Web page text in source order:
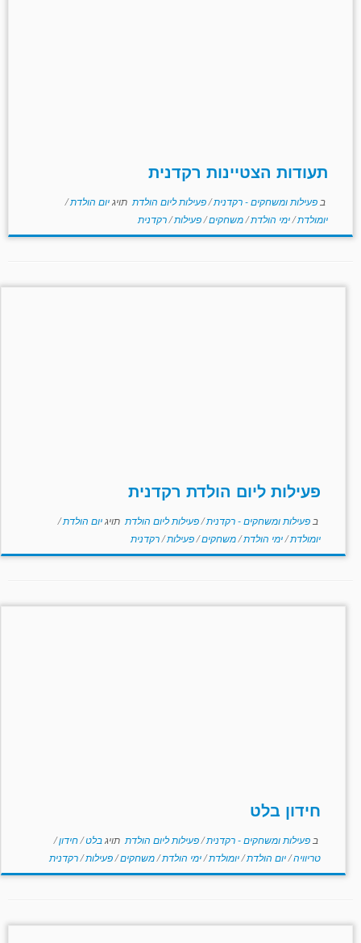
תעודות הצטיינות רקדנית
ב פעילות ומשחקים - רקדנית/פעילות ליום הולדת תויגיום הולדת/
יומולדת/ימי הולדת/משחקים/פעילות/רקדנית
פעילות ליום הולדת רקדנית
ב פעילות ומשחקים - רקדנית/פעילות ליום הולדת תויגיום הולדת/
יומולדת/ימי הולדת/משחקים/פעילות/רקדנית
חידון בלט
ב פעילות ומשחקים - רקדנית/פעילות ליום הולדת תויגבלט/חידון/
טריוויה/יום הולדת/יומולדת/ימי הולדת/משחקים/פעילות/רקדנית